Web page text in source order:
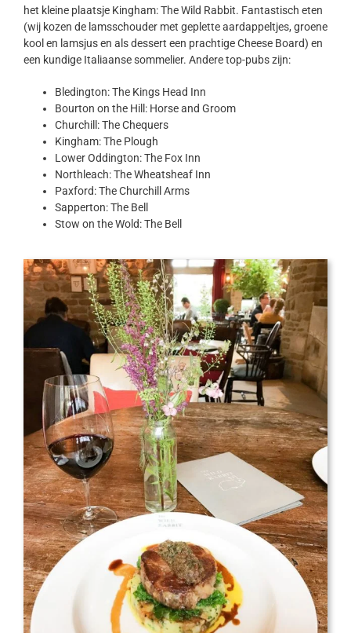
het kleine plaatsje Kingham: The Wild Rabbit. Fantastisch eten
(wij kozen de lamsschouder met geplette aardappeltjes, groene
kool en lamsjus en als dessert een prachtige Cheese Board) en
een kundige Italiaanse sommelier. Andere top-pubs zijn:
Bledington: The Kings Head Inn
Bourton on the Hill: Horse and Groom
Churchill: The Chequers
Kingham: The Plough
Lower Oddington: The Fox Inn
Northleach: The Wheatsheaf Inn
Paxford: The Churchill Arms
Sapperton: The Bell
Stow on the Wold: The Bell